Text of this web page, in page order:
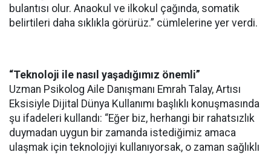
bulantısı olur. Anaokul ve ilkokul çağında, somatik
belirtileri daha sıklıkla görürüz.” cümlelerine yer verdi.
“Teknoloji ile nasıl yaşadığımız önemli”
Uzman Psikolog Aile Danışmanı Emrah Talay, Artısı
Eksisiyle Dijital Dünya Kullanımı başlıklı konuşmasında
şu ifadeleri kullandı: “Eğer biz, herhangi bir rahatsızlık
duymadan uygun bir zamanda istediğimiz amaca
ulaşmak için teknolojiyi kullanıyorsak, o zaman sağlıklı